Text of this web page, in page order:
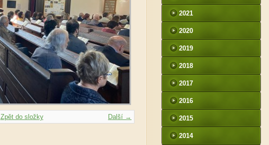
Další →
Zpět do složky
2021
2020
2019
2018
2017
2016
2015
2014